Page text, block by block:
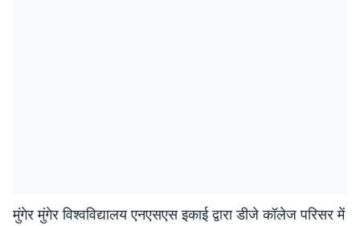
मुंगेर मुंगेर विश्वविद्यालय एनएसएस इकाई द्वारा डीजे कॉलेज परिसर में